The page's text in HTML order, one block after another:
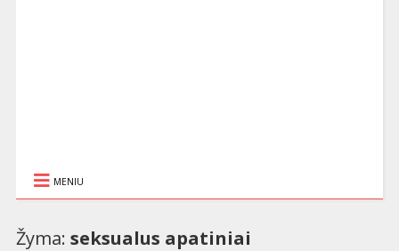
MENIU
Žyma: seksualus apatiniai